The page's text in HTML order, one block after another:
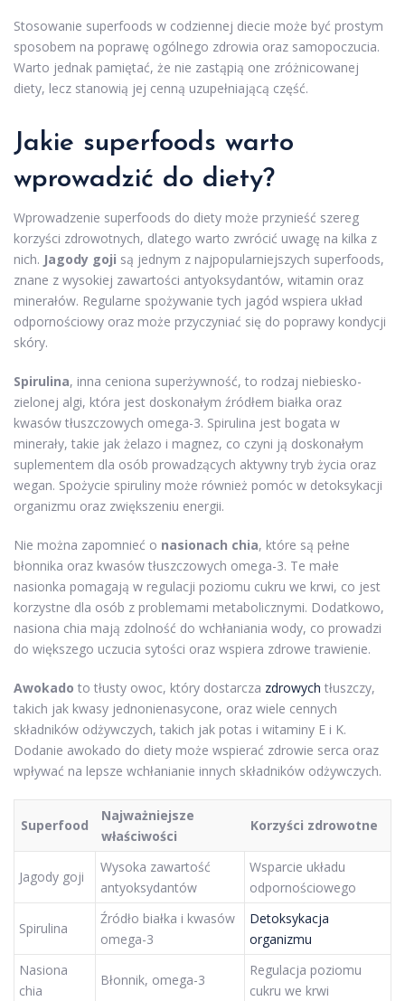
Stosowanie superfoods w codziennej diecie może być prostym
sposobem na poprawę ogólnego zdrowia oraz samopoczucia.
Warto jednak pamiętać, że nie zastąpią one zróżnicowanej
diety, lecz stanowią jej cenną uzupełniającą część.
Jakie superfoods warto
wprowadzić do diety?
Wprowadzenie superfoods do diety może przynieść szereg
korzyści zdrowotnych, dlatego warto zwrócić uwagę na kilka z
nich. Jagody goji są jednym z najpopularniejszych superfoods,
znane z wysokiej zawartości antyoksydantów, witamin oraz
minerałów. Regularne spożywanie tych jagód wspiera układ
odpornościowy oraz może przyczyniać się do poprawy kondycji
skóry.
Spirulina, inna ceniona superżywność, to rodzaj niebiesko-
zielonej algi, która jest doskonałym źródłem białka oraz
kwasów tłuszczowych omega-3. Spirulina jest bogata w
minerały, takie jak żelazo i magnez, co czyni ją doskonałym
suplementem dla osób prowadzących aktywny tryb życia oraz
wegan. Spożycie spiruliny może również pomóc w detoksykacji
organizmu oraz zwiększeniu energii.
Nie można zapomnieć o nasionach chia, które są pełne
błonnika oraz kwasów tłuszczowych omega-3. Te małe
nasionka pomagają w regulacji poziomu cukru we krwi, co jest
korzystne dla osób z problemami metabolicznymi. Dodatkowo,
nasiona chia mają zdolność do wchłaniania wody, co prowadzi
do większego uczucia sytości oraz wspiera zdrowe trawienie.
Awokado to tłusty owoc, który dostarcza zdrowych tłuszczy,
takich jak kwasy jednonienasycone, oraz wiele cennych
składników odżywczych, takich jak potas i witaminy E i K.
Dodanie awokado do diety może wspierać zdrowie serca oraz
wpływać na lepsze wchłanianie innych składników odżywczych.
Superfood
Najważniejsze
właściwości
Korzyści zdrowotne
Jagody goji
Wysoka zawartość
antyoksydantów
Wsparcie układu
odpornościowego
Spirulina
Źródło białka i kwasów
omega-3
Detoksykacja
organizmu
Nasiona
chia
Błonnik, omega-3
Regulacja poziomu
cukru we krwi